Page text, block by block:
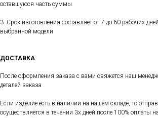
оставшуюся часть суммы
3. Срок изготовления составляет от 7 до 60 рабочих
выбранной модели
ДОСТАВКА
После оформления заказа с вами свяжется наш
деталей заказа
Если изделие есть в наличии на нашем складе, то
осуществляется в течении 3х дней после 100% оплаты